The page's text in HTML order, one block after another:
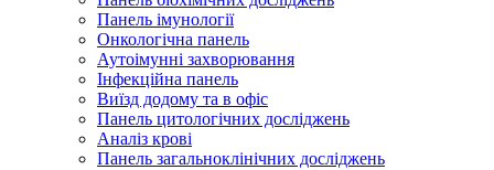
Панель імунології
Онкологічна панель
Аутоімунні захворювання
Інфекційна панель
Виїзд додому та в офіс
Панель цитологічних досліджень
Аналіз крові
Панель загальноклінічних досліджень